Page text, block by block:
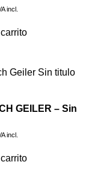
incl.
GEILER – Sin
incl.